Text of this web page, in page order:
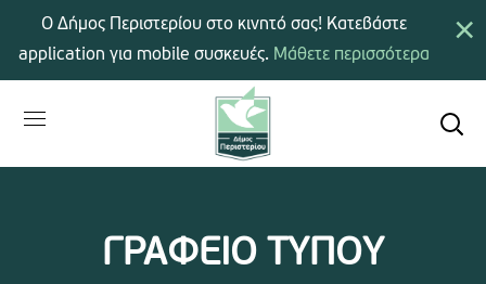
ΓΡΑΦΕΙΟ ΤΥΠΟΥ
×
Ο Δήμος Περιστερίου στο κινητό σας! Κατεβάστε
application για mobile συσκευές. Μάθετε περισσότερα